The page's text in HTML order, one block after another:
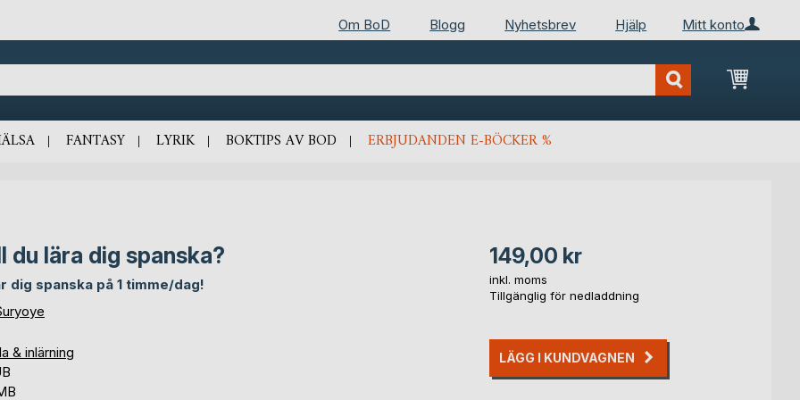
Mitt konto
Om BoD Blogg Nyhetsbrev Hjälp
Min
FANTASY LYRIK BOKTIPS AV BOD ERBJUDANDEN E-BÖCKER %
du lära dig spanska?
dig spanska på 1 timme/dag!
& inlärning
149,00 kr
inkl. moms
Tillgänglig för nedladdning
LÄGG I KUNDVAGNEN